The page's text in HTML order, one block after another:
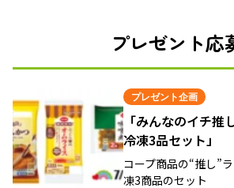
プレゼント応
プレゼント企画
「みんなのイチ推
冷凍3品セット」
コープ商品の“推し”
凍3商品のセット